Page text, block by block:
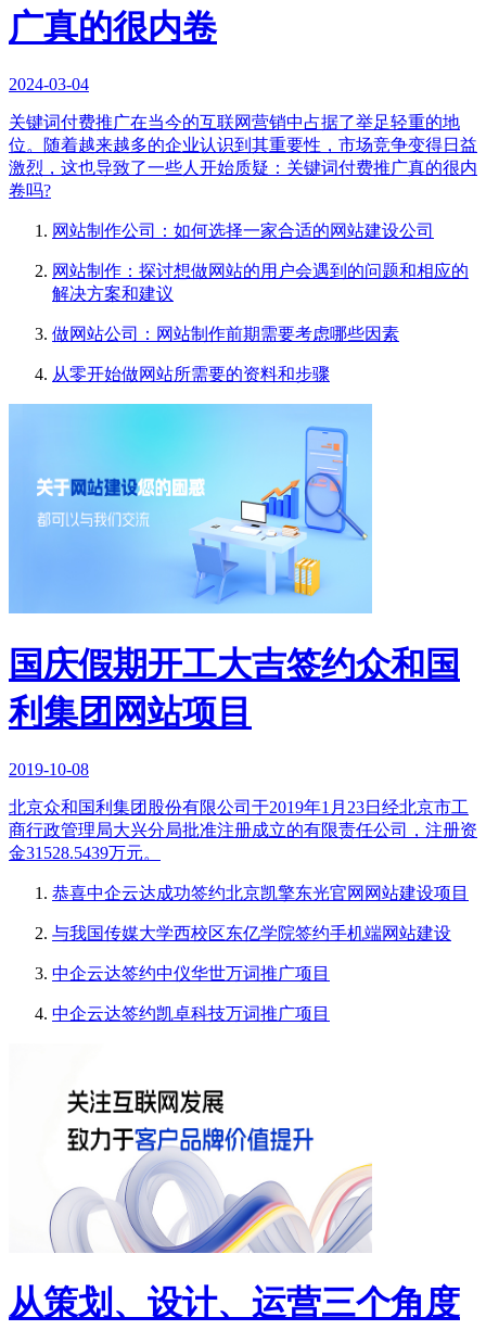
广真的很内卷
2024-03-04
关键词付费推广在当今的互联网营销中占据了举足轻重的地
位。随着越来越多的企业认识到其重要性，市场竞争变得日益
激烈，这也导致了一些人开始质疑：关键词付费推广真的很内
卷吗?
网站制作公司：如何选择一家合适的网站建设公司
网站制作：探讨想做网站的用户会遇到的问题和相应的
解决方案和建议
做网站公司：网站制作前期需要考虑哪些因素
从零开始做网站所需要的资料和步骤
国庆假期开工大吉签约众和国
利集团网站项目
2019-10-08
北京众和国利集团股份有限公司于2019年1月23日经北京市工
商行政管理局大兴分局批准注册成立的有限责任公司，注册资
金31528.5439万元。
恭喜中企云达成功签约北京凯擎东光官网网站建设项目
与我国传媒大学西校区东亿学院签约手机端网站建设
中企云达签约中仪华世万词推广项目
中企云达签约凯卓科技万词推广项目
从策划、设计、运营三个角度